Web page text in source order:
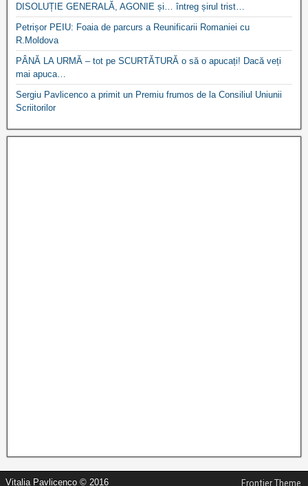
DISOLUȚIE GENERALĂ, AGONIE și… întreg șirul trist…
Petrișor PEIU: Foaia de parcurs a Reunificarii Romaniei cu
R.Moldova
PÂNĂ LA URMĂ – tot pe SCURTĂTURĂ o să o apucați! Dacă veți
mai apuca…
Sergiu Pavlicenco a primit un Premiu frumos de la Consiliul Uniunii
Scriitorilor
Vitalia Pavlicenco © 2016 Frontier Theme